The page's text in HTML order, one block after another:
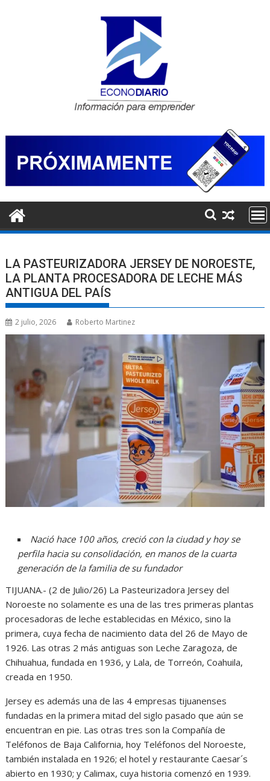
LA PASTEURIZADORA JERSEY DE NOROESTE,
LA PLANTA PROCESADORA DE LECHE MÁS
ANTIGUA DEL PAÍS
2 julio, 2026 Roberto Martinez
Nació hace 100 años, creció con la ciudad y hoy se
perfila hacia su consolidación, en manos de la cuarta
generación de la familia de su fundador
TIJUANA.- (2 de Julio/26) La Pasteurizadora Jersey del
Noroeste no solamente es una de las tres primeras plantas
procesadoras de leche establecidas en México, sino la
primera, cuya fecha de nacimiento data del 26 de Mayo de
1926. Las otras 2 más antiguas son Leche Zaragoza, de
Chihuahua, fundada en 1936, y Lala, de Torreón, Coahuila,
creada en 1950.
Jersey es además una de las 4 empresas tijuanenses
fundadas en la primera mitad del siglo pasado que aún se
encuentran en pie. Las otras tres son la Compañía de
Teléfonos de Baja California, hoy Teléfonos del Noroeste,
también instalada en 1926; el hotel y restaurante Caesar´s
abierto en 1930; y Calimax, cuya historia comenzó en 1939.